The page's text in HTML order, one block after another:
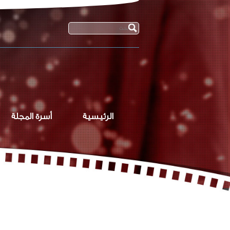
الرئيسية أسرة المجلة